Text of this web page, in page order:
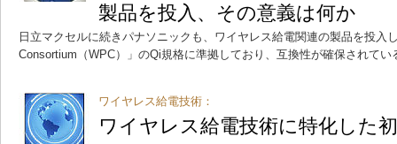
製品を投入、その意義は何か
日立マクセルに続きパナソニックも、ワイヤレス給電関連の製品を投入
Consortium（WPC）」のQi規格に準拠しており、互換性が確保されてい
ワイヤレス給電技術：
ワイヤレス給電技術に特化した